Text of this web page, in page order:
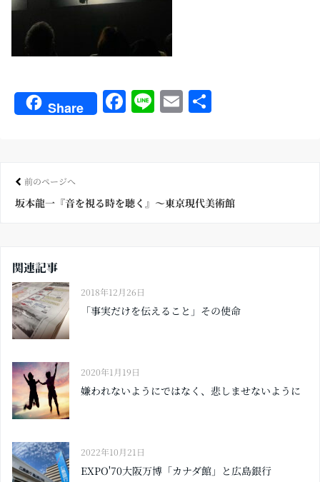
Share
Fa Li
E
前のページへ
坂本龍一『音を視る時を聴く』〜東京現代美術館
関連記事
2018年12月26日
「事実だけを伝えること」その使命
2020年1月19日
嫌われないようにではなく、悲しませないように
2022年10月21日
EXPO'70大阪万博「カナダ館」と広島銀行